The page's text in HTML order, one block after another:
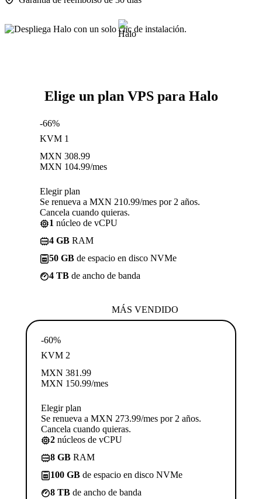
Elige un plan VPS para Halo
-66%
KVM 1
MXN 308.99
MXN 104.99/mes
Elegir plan
Se renueva a MXN 210.99/mes por 2 años.
Cancela cuando quieras.
1 núcleo de vCPU
4 GB RAM
50 GB de espacio en disco NVMe
4 TB de ancho de banda
MÁS VENDIDO
-60%
KVM 2
MXN 381.99
MXN 150.99/mes
Elegir plan
Se renueva a MXN 273.99/mes por 2 años.
Cancela cuando quieras.
2 núcleos de vCPU
8 GB RAM
100 GB de espacio en disco NVMe
8 TB de ancho de banda